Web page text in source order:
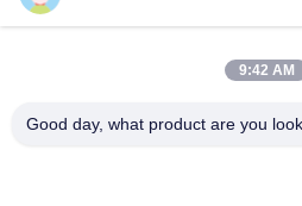
Snel contact
Zhihui Innovation Center,
9:42 AM
Good day, what product are you